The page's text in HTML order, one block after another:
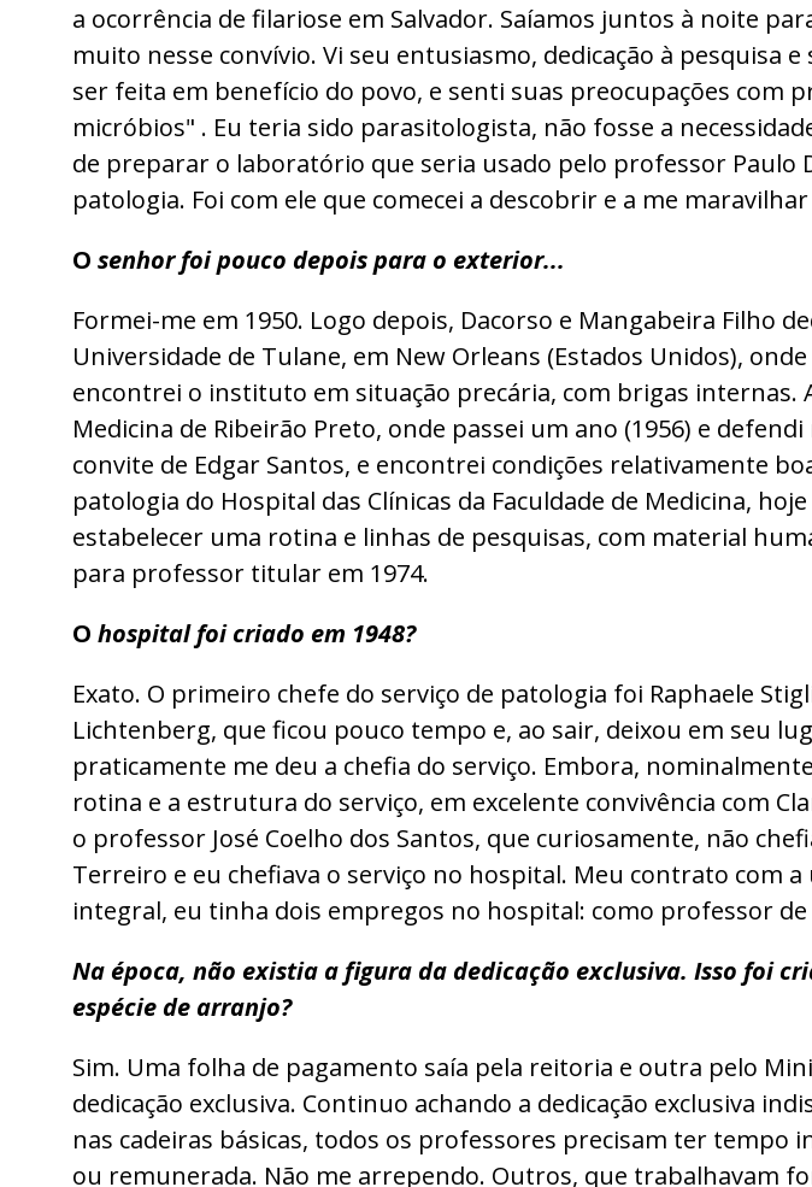
a ocorrência de filariose em Salvador. Saíamos juntos à noite
muito nesse convívio. Vi seu entusiasmo, dedicação à pesquisa
ser feita em benefício do povo, e senti suas preocupações com
micróbios" . Eu teria sido parasitologista, não fosse a
de preparar o laboratório que seria usado pelo professor Paulo
patologia. Foi com ele que comecei a descobrir e a me
O senhor foi pouco depois para o exterior...
Formei-me em 1950. Logo depois, Dacorso e Mangabeira Filho
Universidade de Tulane, em New Orleans (Estados Unidos),
encontrei o instituto em situação precária, com brigas internas.
Medicina de Ribeirão Preto, onde passei um ano (1956) e
convite de Edgar Santos, e encontrei condições relativamente
patologia do Hospital das Clínicas da Faculdade de Medicina,
estabelecer uma rotina e linhas de pesquisas, com material
para professor titular em 1974.
O hospital foi criado em 1948?
Exato. O primeiro chefe do serviço de patologia foi Raphaele
Lichtenberg, que ficou pouco tempo e, ao sair, deixou em seu
praticamente me deu a chefia do serviço. Embora,
rotina e a estrutura do serviço, em excelente convivência com
o professor José Coelho dos Santos, que curiosamente, não
Terreiro e eu chefiava o serviço no hospital. Meu contrato com
integral, eu tinha dois empregos no hospital: como professor
Na época, não existia a figura da dedicação exclusiva. Isso foi
espécie de arranjo?
Sim. Uma folha de pagamento saía pela reitoria e outra pelo
dedicação exclusiva. Continuo achando a dedicação exclusiva
nas cadeiras básicas, todos os professores precisam ter
ou remunerada. Não me arrependo. Outros, que trabalhavam